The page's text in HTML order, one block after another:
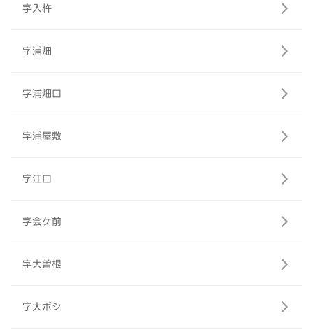
字入杵
字浦畑
字浦畑口
字浦屋敷
字江口
字会ケ前
字大曽根
字大ボシ